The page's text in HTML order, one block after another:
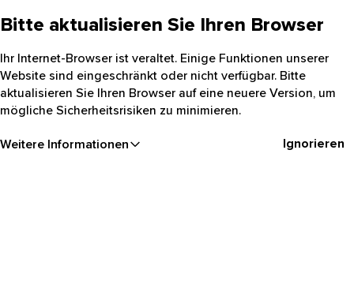
Bitte aktualisieren Sie Ihren Browser
Ihr Internet-Browser ist veraltet. Einige Funktionen unserer
Website sind eingeschränkt oder nicht verfügbar. Bitte
aktualisieren Sie Ihren Browser auf eine neuere Version, um
mögliche Sicherheitsrisiken zu minimieren.
Weitere Informationen Ignorieren